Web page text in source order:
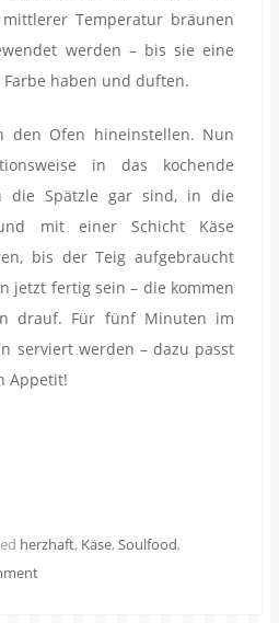
Temperatur bräunen
werden – bis sie eine
haben und duften.
den Ofen hineinstellen. Nun
in das kochende
die Spätzle gar sind, in die
mit einer Schicht Käse
bis der Teig aufgebraucht
jetzt fertig sein – die kommen
drauf. Für fünf Minuten im
serviert werden – dazu passt
Appetit!
herzhaft, Käse, Soulfood,